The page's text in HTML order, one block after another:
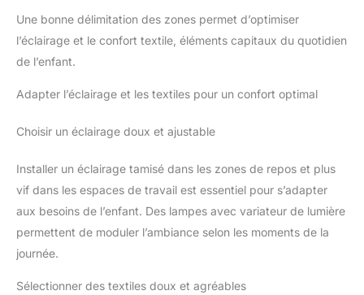
Une bonne délimitation des zones permet d’optimiser
l’éclairage et le confort textile, éléments capitaux du quotidien
de l’enfant.
Adapter l’éclairage et les textiles pour un confort optimal
Choisir un éclairage doux et ajustable
Installer un éclairage tamisé dans les zones de repos et plus
vif dans les espaces de travail est essentiel pour s’adapter
aux besoins de l’enfant. Des lampes avec variateur de lumière
permettent de moduler l’ambiance selon les moments de la
journée.
Sélectionner des textiles doux et agréables